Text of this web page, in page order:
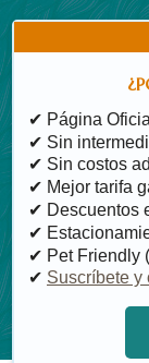
✔ Página Oficial
✔ Sin
✔ Sin costos
✔ Mejor tarifa
✔ Descuentos
✔
✔ Pet Friendly
✔ Suscríbete y